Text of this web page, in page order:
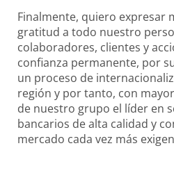
Finalmente, quiero expresar
gratitud a todo nuestro
colaboradores, clientes y
confianza permanente, por
un proceso de
región y por tanto, con
de nuestro grupo el líder en
bancarios de alta calidad y
mercado cada vez más